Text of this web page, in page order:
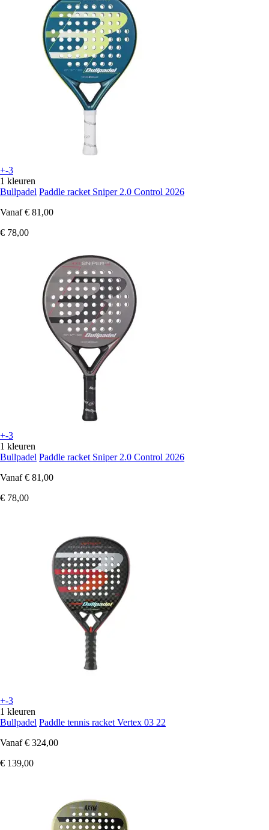
+-3
1 kleuren
Bullpadel Paddle racket Sniper 2.0 Control 2026
Vanaf € 81,00
€ 78,00
+-3
1 kleuren
Bullpadel Paddle racket Sniper 2.0 Control 2026
Vanaf € 81,00
€ 78,00
+-3
1 kleuren
Bullpadel Paddle tennis racket Vertex 03 22
Vanaf € 324,00
€ 139,00